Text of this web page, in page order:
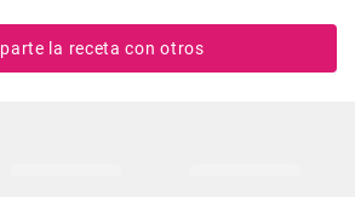
la receta con otros